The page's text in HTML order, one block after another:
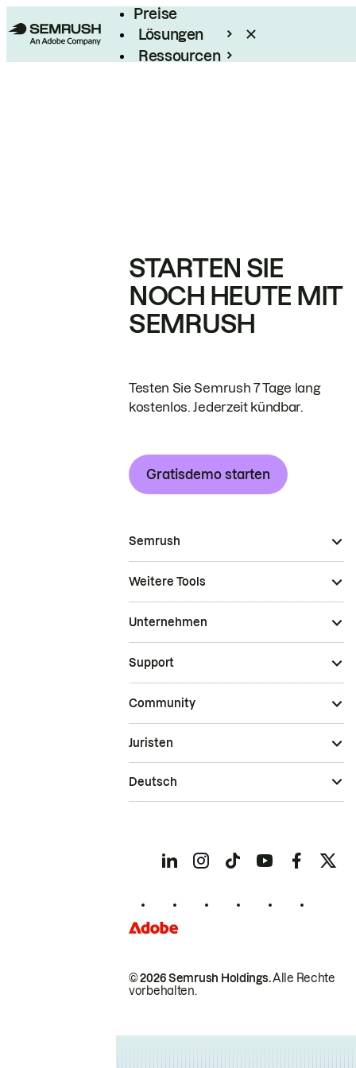
Preise
Lösungen
Ressourcen
STARTEN SIE
NOCH HEUTE MIT
SEMRUSH
Testen Sie Semrush 7 Tage lang
kostenlos. Jederzeit kündbar.
Gratisdemo starten
Semrush
Weitere Tools
Unternehmen
Support
Community
© 2026 Semrush Holdings.Alle Rechte
vorbehalten.
Juristen
Deutsch